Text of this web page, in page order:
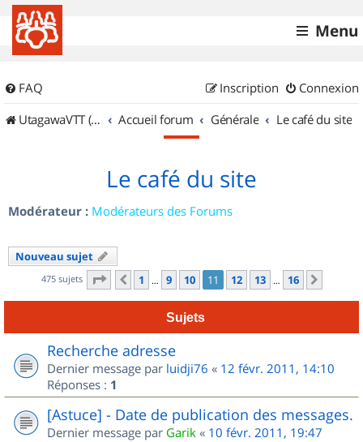
Menu
FAQ Connexion
Inscription
UtagawaVTT (Randos VTT et VTTAE avec traces GPS)
Accueil forum Générale Le café du site
Le café du site
Modérateur : Modérateurs des Forums
Nouveau sujet
475 sujets Page 11 sur16
Précédent
1 … 9 10 11 12 13 … 16
Sujets
Recherche adresse
Dernier message par luidji76 « 12 févr. 2011, 14:10
Réponses : 1
[Astuce] - Date de publication des messages.
Dernier message par Garik « 10 févr. 2011, 19:47